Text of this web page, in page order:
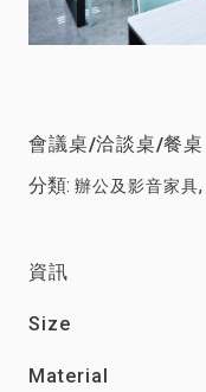
會議桌/洽談桌/餐桌
分類: 辦公及影音家具,
資訊
Size
Material